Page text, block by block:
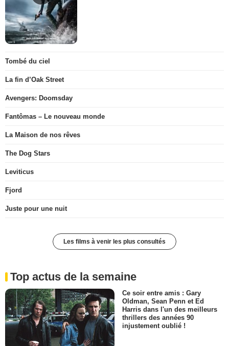
Tombé du ciel
La fin d’Oak Street
Avengers: Doomsday
Fantômas – Le nouveau monde
La Maison de nos rêves
The Dog Stars
Leviticus
Fjord
Juste pour une nuit
Les films à venir les plus consultés
Top actus de la semaine
Ce soir entre amis : Gary
Oldman, Sean Penn et Ed
Harris dans l'un des meilleurs
thrillers des années 90
injustement oublié !